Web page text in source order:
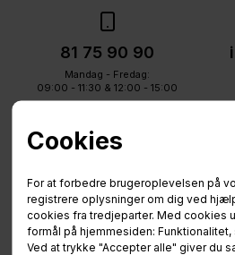
Cookies
For at forbedre brugeroplevelsen på
registrere oplysninger om dig ved
cookies fra tredjeparter. Med cookies
formål på hjemmesiden:
Ved at trykke "Accepter alle" giver du
81 75 90 90
Mandag - Fredag:
09:00 - 11:30 & 12:00 - 15:00